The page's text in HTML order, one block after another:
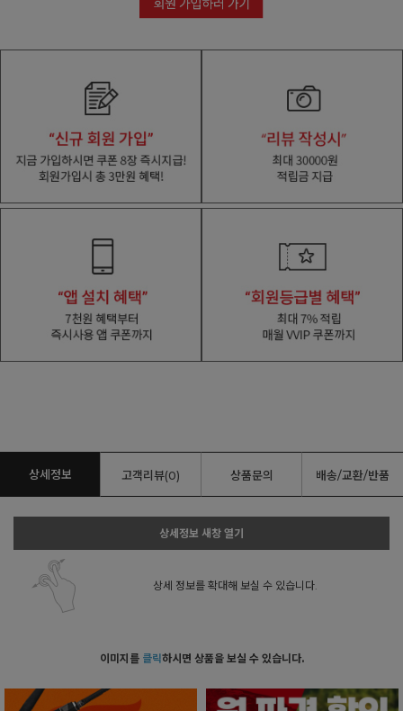
상세정보 고객리뷰(0) 상품문의 배송/교환/반품
상세정보 새창 열기
상세 정보를 확대해 보실 수 있습니다.
이미지를 클릭하시면 상품을 보실 수 있습니다.